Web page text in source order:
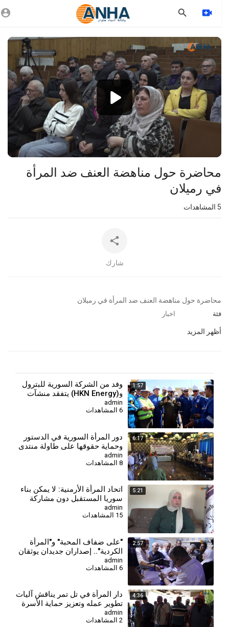
Video
Player
1080p
360p
240p
auto
محاضرة حول مناهضة العنف ضد المرأة
في رميلان
المشاهدات
شارك
⁣محاضرة حول مناهضة العنف ضد المرأة في رميلان
فئة اخبار
أظهر المزيد
1:57
⁣وفد من الشركة السورية للبترول
و(HKN Energy) يتفقد منشآت
رميلان
admin
6 المشاهدات
6:17
دور المرأة السورية في الدستور
وحماية حقوقها على طاولة منتدى
مجلس المرأة
admin
8 المشاهدات
5:21
⁣اتحاد المرأة الأرمنية: لا يمكن بناء
سوريا المستقبل دون مشاركة
جميع النساء
admin
15 المشاهدات
2:57
⁣"على ضفاف المحبة" و"المرأة
الكردية".. إصداران جديدان يوثقان
الهوية والذاكرة
admin
6 المشاهدات
4:36
دار المرأة في تل تمر يناقش آليات
تطوير عمله وتعزيز حماية الأسرة
والمجتمع
admin
2 المشاهدات